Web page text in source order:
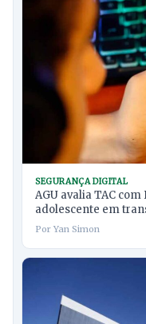
SEGURANÇA DIGITAL
AGU avalia TAC
adolescente em
Por Yan Simon